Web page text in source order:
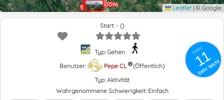
0000086
0000087
0000088
0000089
0000095
0000096 Leaflet | © Google
GRSIC
11
Sehr leicht
Start: - ()
Typ: Gehen
Benutzer:
Pepe CL
(Öffentlich)
Typ: Aktivität
Wahrgenommene Schwierigkeit: Einfach